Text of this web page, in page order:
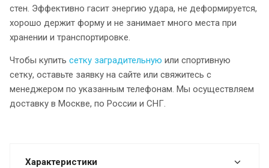
стен. Эффективно гасит энергию удара, не деформируется,
хорошо держит форму и не занимает много места при
хранении и транспортировке.
Чтобы купить сетку заградительную или спортивную
сетку, оставьте заявку на сайте или свяжитесь с
менеджером по указанным телефонам. Мы осуществляем
доставку в Москве, по России и СНГ.
Характеристики